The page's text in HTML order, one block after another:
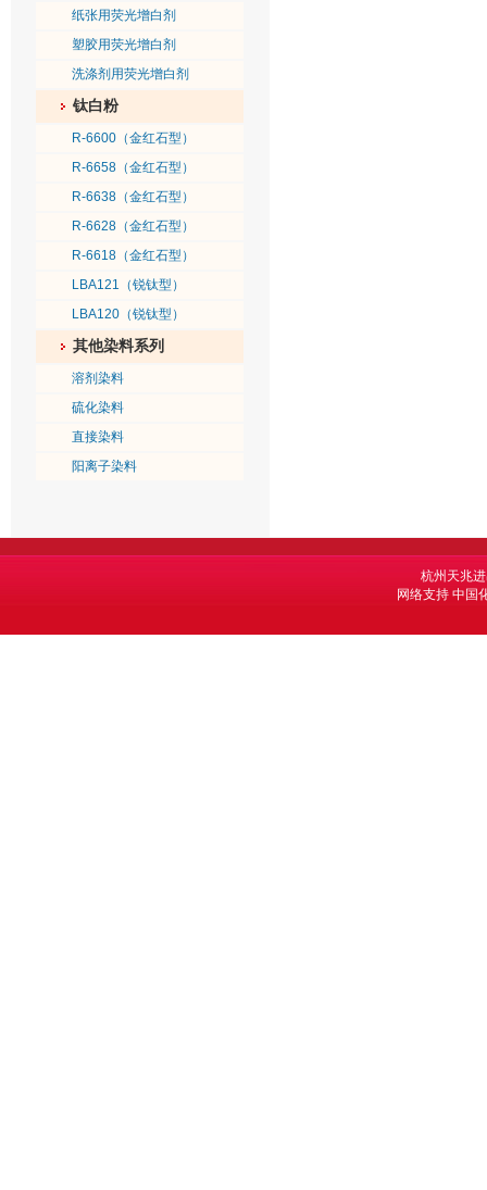
纸张用荧光增白剂
塑胶用荧光增白剂
洗涤剂用荧光增白剂
钛白粉
R-6600（金红石型）
R-6658（金红石型）
R-6638（金红石型）
R-6628（金红石型）
R-6618（金红石型）
LBA121（锐钛型）
LBA120（锐钛型）
其他染料系列
溶剂染料
硫化染料
直接染料
阳离子染料
杭州天兆
网络支持 中国